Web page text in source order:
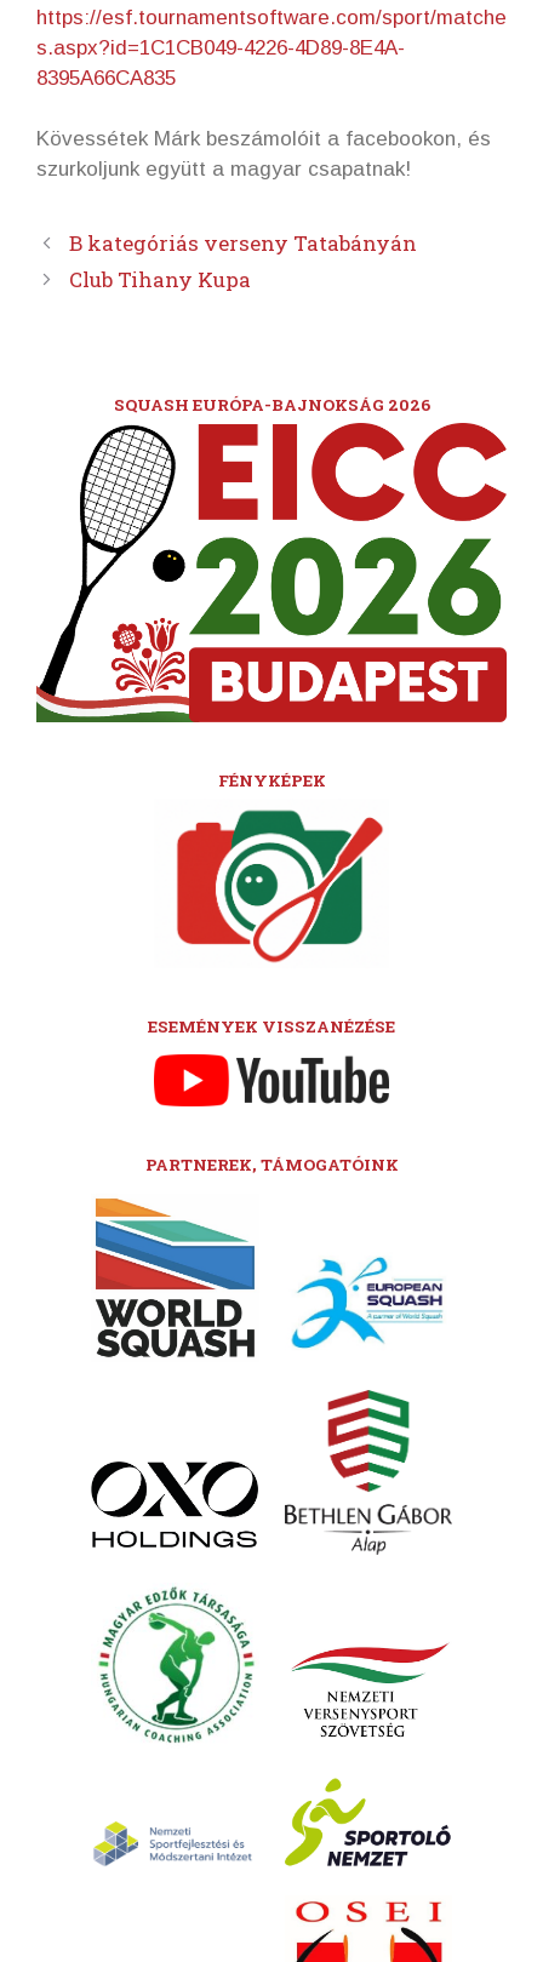
https://esf.tournamentsoftware.com/sport/matche
s.aspx?id=1C1CB049-4226-4D89-8E4A-
8395A66CA835
Kövessétek Márk beszámolóit a facebookon, és
szurkoljunk együtt a magyar csapatnak!
B kategóriás verseny Tatabányán
Club Tihany Kupa
SQUASH EURÓPA-BAJNOKSÁG 2026
FÉNYKÉPEK
ESEMÉNYEK VISSZANÉZÉSE
PARTNEREK, TÁMOGATÓINK